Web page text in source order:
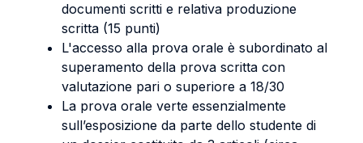
documenti scritti e relativa produzione
scritta (15 punti)
L'accesso alla prova orale è subordinato al
superamento della prova scritta con
valutazione pari o superiore a 18/30
La prova orale verte essenzialmente
sull’esposizione da parte dello studente di